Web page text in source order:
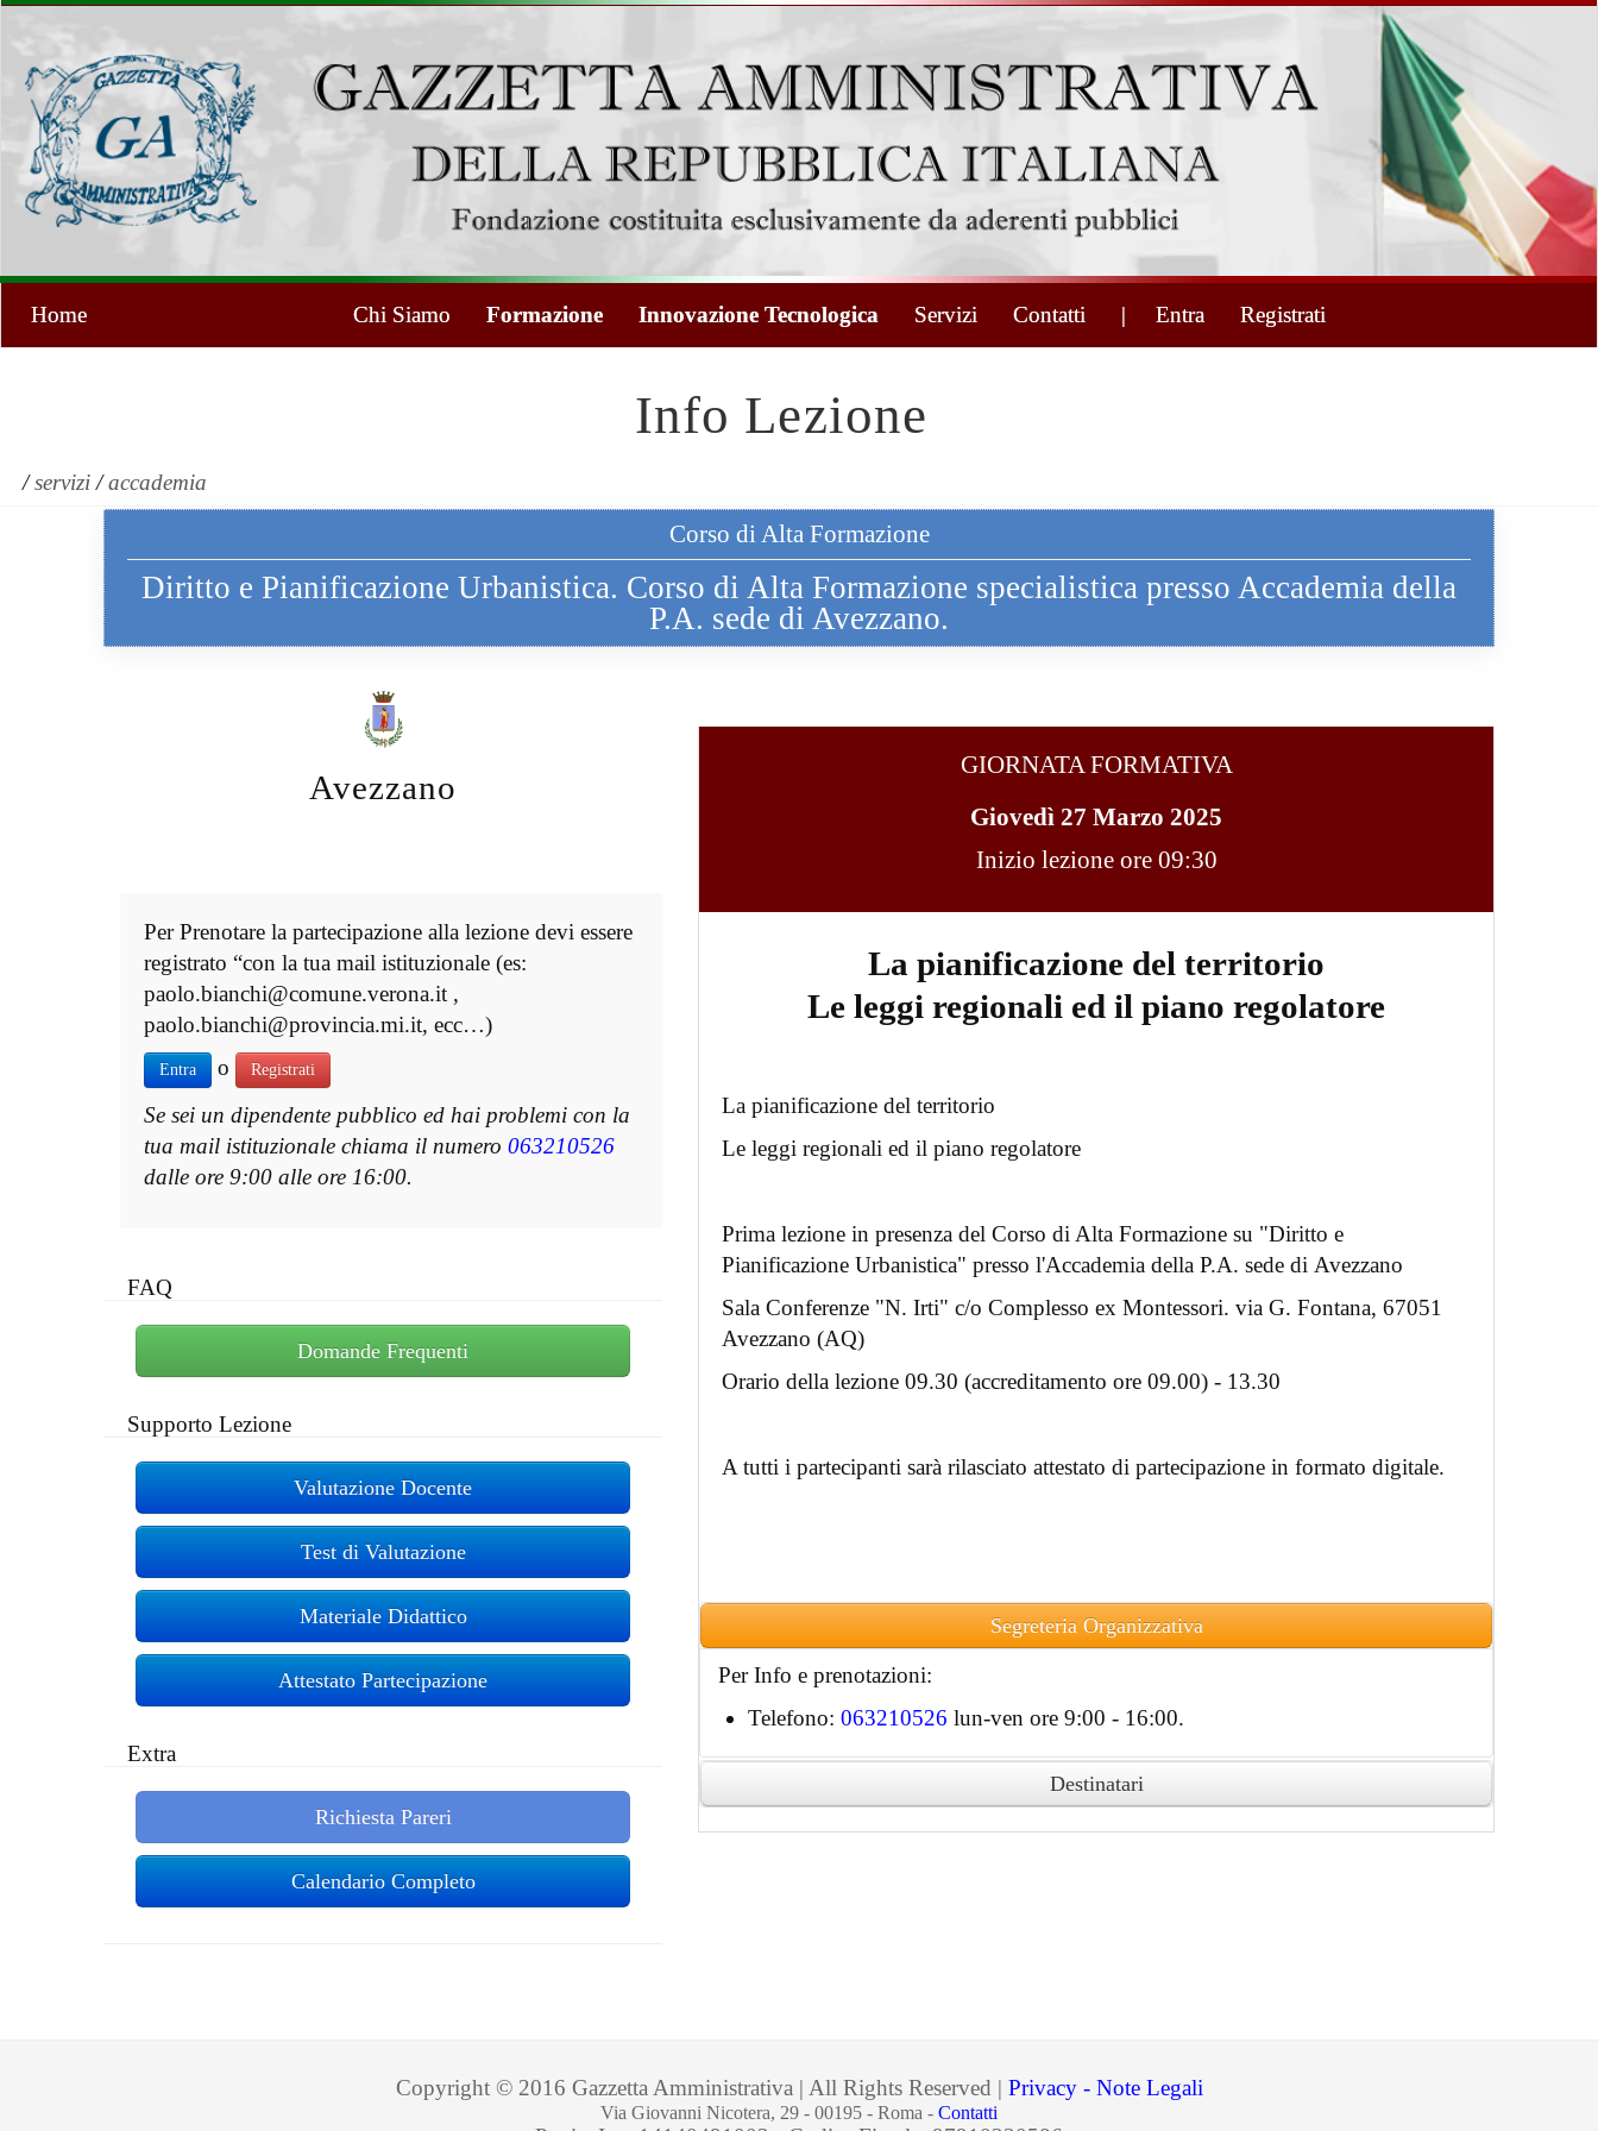
Home Chi Siamo Formazione Innovazione Tecnologica Servizi Contatti | Entra Registrati
Info Lezione
/servizi/accademia
Corso di Alta Formazione
Diritto e Pianificazione Urbanistica. Corso di Alta Formazione specialistica presso Accademia della
P.A. sede di Avezzano.
Avezzano
Per Prenotare la partecipazione alla lezione devi essere
registrato “con la tua mail istituzionale (es:
paolo.bianchi@comune.verona.it ,
paolo.bianchi@provincia.mi.it, ecc…)
Entra o Registrati
Se sei un dipendente pubblico ed hai problemi con la
tua mail istituzionale chiama il numero 063210526
dalle ore 9:00 alle ore 16:00.
FAQ
Domande Frequenti
Supporto Lezione
Valutazione Docente
Test di Valutazione
Materiale Didattico
Attestato Partecipazione
Extra
Richiesta Pareri
Calendario Completo
GIORNATA FORMATIVA
Giovedì 27 Marzo 2025
Inizio lezione ore 09:30
La pianificazione del territorio
Le leggi regionali ed il piano regolatore
La pianificazione del territorio
Le leggi regionali ed il piano regolatore
Prima lezione in presenza del Corso di Alta Formazione su "Diritto e
Pianificazione Urbanistica" presso l'Accademia della P.A. sede di Avezzano
Sala Conferenze "N. Irti" c/o Complesso ex Montessori. via G. Fontana, 67051
Avezzano (AQ)
Orario della lezione 09.30 (accreditamento ore 09.00) - 13.30
A tutti i partecipanti sarà rilasciato attestato di partecipazione in formato digitale.
Segreteria Organizzativa
Per Info e prenotazioni:
Telefono: 063210526 lun-ven ore 9:00 - 16:00.
Destinatari
Ai partecipanti accreditati sarà rilasciato attestato di partecipazione in formato
Copyright © 2016 Gazzetta Amministrativa | All Rights Reserved | Privacy - Note Legali
Via Giovanni Nicotera, 29 - 00195 - Roma - Contatti